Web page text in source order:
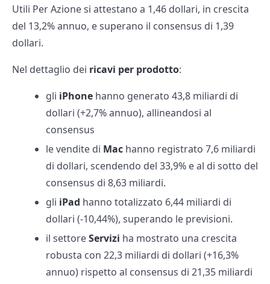
Utili Per Azione si attestano a 1,46 dollari, in crescita
del 13,2% annuo, e superano il consensus di 1,39
dollari.
Nel dettaglio dei ricavi per prodotto:
gli iPhone hanno generato 43,8 miliardi di
dollari (+2,7% annuo), allineandosi al
consensus
le vendite di Mac hanno registrato 7,6 miliardi
di dollari, scendendo del 33,9% e al di sotto del
consensus di 8,63 miliardi.
gli iPad hanno totalizzato 6,44 miliardi di
dollari (-10,44%), superando le previsioni.
il settoreServizi ha mostrato una crescita
robusta con 22,3 miliardi di dollari (+16,3%
annuo) rispetto al consensus di 21,35 miliardi